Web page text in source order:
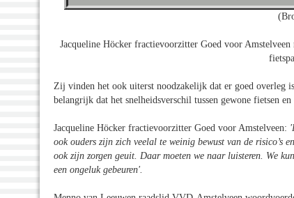
Jacqueline Höcker fractievoorzitter Goed voor
Zij vinden het ook uiterst noodzakelijk dat er goed overleg
belangrijk dat het snelheidsverschil tussen gewone fietsen
Jacqueline Höcker fractievoorzitter Goed voor Amstelveen:
ook ouders zijn zich veelal te weinig bewust van de risico’s
ook zijn zorgen geuit. Daar moeten we naar luisteren. We
een ongeluk gebeuren'.